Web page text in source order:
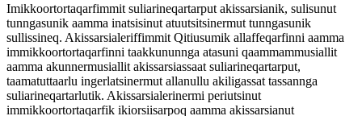
Imikkoortortaqarfimmit suliarineqartarput akissarsianik, sulisunut
tunngasunik aamma inatsisinut atuutsitsinermut tunngasunik
sullissineq. Akissarsialeriffimmit Qitiusumik allaffeqarfinni aamma
immikkoortortaqarfinni taakkununnga atasuni qaammammusiallit
aamma akunnermusiallit akissarsiassaat suliarineqartarput,
taamatuttaarlu ingerlatsinermut allanullu akiligassat tassannga
suliarineqartarlutik. Akissarsialerinermi periutsinut
immikkoortortaqarfik ikiorsiisarpoq aamma akissarsianut